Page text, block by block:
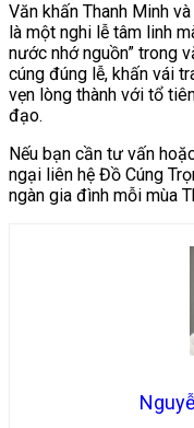
Văn khấn Thanh Minh
là một nghi lễ tâm linh
nước nhớ nguồn” trong
cúng đúng lễ, khấn vái
vẹn lòng thành với tổ
đạo.
Nếu bạn cần tư vấn
ngại liên hệ Đồ Cúng
ngàn gia đình mỗi mùa